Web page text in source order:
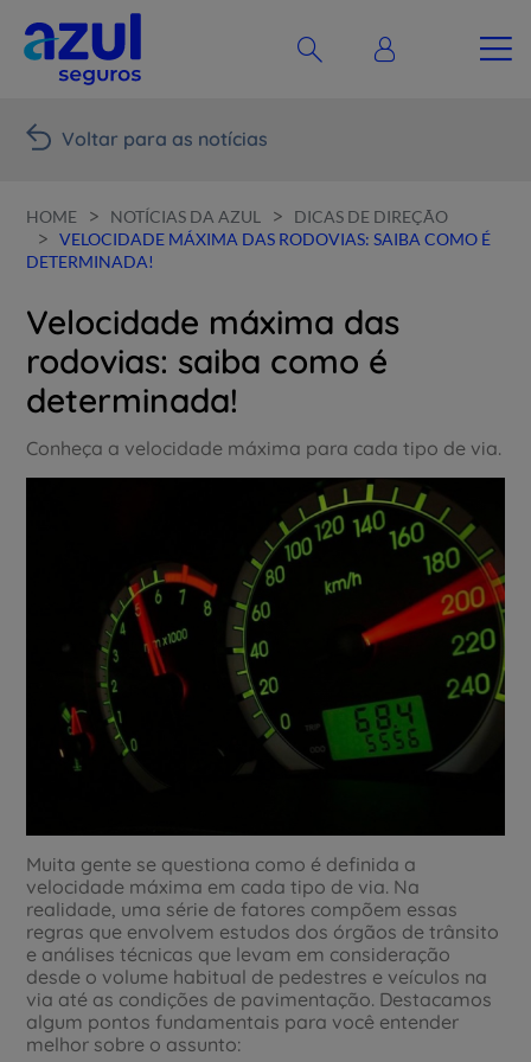
Voltar para as notícias
HOME > NOTÍCIAS DA AZUL > DICAS DE DIREÇÃO
>
VELOCIDADE MÁXIMA DAS RODOVIAS: SAIBA COMO É
DETERMINADA!
Velocidade máxima das
rodovias: saiba como é
determinada!
Conheça a velocidade máxima para cada tipo de via.
Muita gente se questiona como é definida a
velocidade máxima em cada tipo de via. Na
realidade, uma série de fatores compõem essas
regras que envolvem estudos dos órgãos de trânsito
e análises técnicas que levam em consideração
desde o volume habitual de pedestres e veículos na
via até as condições de pavimentação. Destacamos
algum pontos fundamentais para você entender
melhor sobre o assunto: